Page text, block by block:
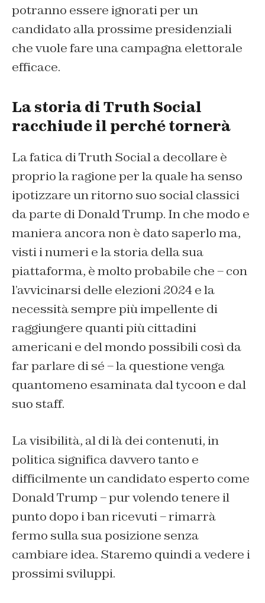
potranno essere ignorati per un
candidato alla prossime presidenziali
che vuole fare una campagna elettorale
efficace.
La storia di Truth Social
racchiude il perché tornerà
La fatica di Truth Social a decollare è
proprio la ragione per la quale ha senso
ipotizzare un ritorno suo social classici
da parte di Donald Trump. In che modo e
maniera ancora non è dato saperlo ma,
visti i numeri e la storia della sua
piattaforma, è molto probabile che – con
l’avvicinarsi delle elezioni 2024 e la
necessità sempre più impellente di
raggiungere quanti più cittadini
americani e del mondo possibili così da
far parlare di sé – la questione venga
quantomeno esaminata dal tycoon e dal
suo staff.
La visibilità, al di là dei contenuti, in
politica significa davvero tanto e
difficilmente un candidato esperto come
Donald Trump – pur volendo tenere il
punto dopo i ban ricevuti – rimarrà
fermo sulla sua posizione senza
cambiare idea. Staremo quindi a vedere i
prossimi sviluppi.